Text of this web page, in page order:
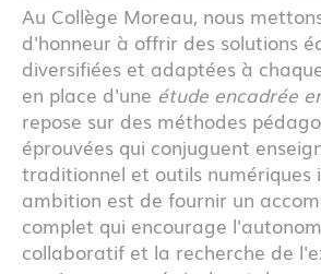
Au Collège Moreau, nous
d'honneur à offrir des solutions
diversifiées et adaptées à
en place d'une étude encadrée
repose sur des méthodes
éprouvées qui conjuguent
traditionnel et outils numériques
ambition est de fournir un
complet qui encourage
collaboratif et la recherche de